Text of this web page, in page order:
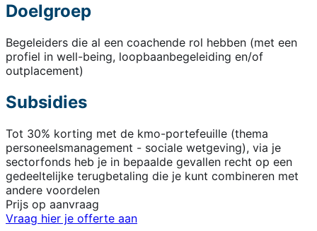
Doelgroep
Begeleiders die al een coachende rol hebben (met een
profiel in well-being, loopbaanbegeleiding en/of
outplacement)
Subsidies
Tot 30% korting met de kmo-portefeuille (thema
personeelsmanagement - sociale wetgeving), via je
sectorfonds heb je in bepaalde gevallen recht op een
gedeeltelijke terugbetaling die je kunt combineren met
andere voordelen
Prijs op aanvraag
Vraag hier je offerte aan